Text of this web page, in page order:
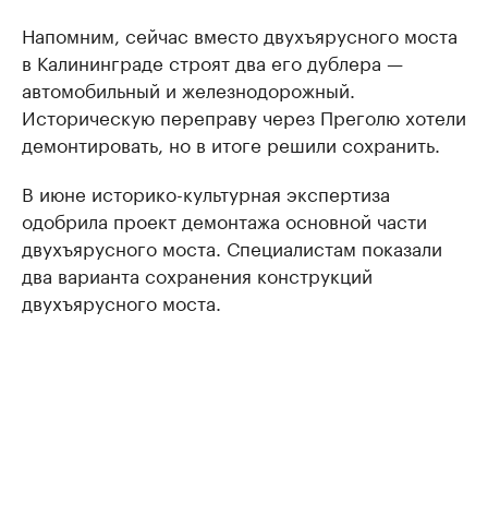
Напомним, сейчас вместо двухъярусного моста
в Калининграде строят два его дублера —
автомобильный и железнодорожный.
Историческую переправу через Преголю хотели
демонтировать, но в итоге решили сохранить.
В июне историко-культурная экспертиза
одобрила проект демонтажа основной части
двухъярусного моста. Специалистам показали
два варианта сохранения конструкций
двухъярусного моста.